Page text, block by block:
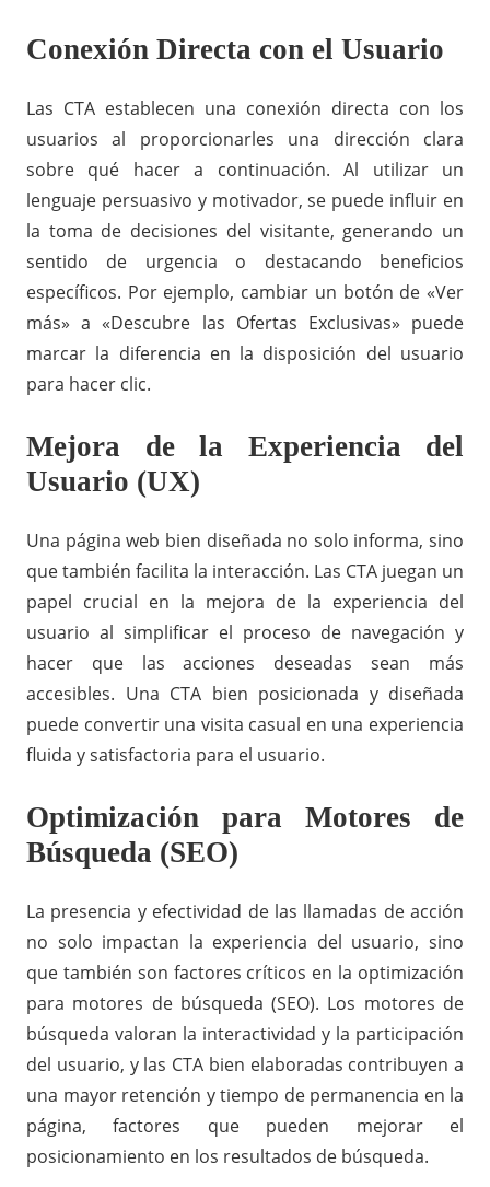
Conexión Directa con el Usuario
Las CTA establecen una conexión directa con los
usuarios al proporcionarles una dirección clara
sobre qué hacer a continuación. Al utilizar un
lenguaje persuasivo y motivador, se puede influir en
la toma de decisiones del visitante, generando un
sentido de urgencia o destacando beneficios
específicos. Por ejemplo, cambiar un botón de «Ver
más» a «Descubre las Ofertas Exclusivas» puede
marcar la diferencia en la disposición del usuario
para hacer clic.
Mejora de la Experiencia del
Usuario (UX)
Una página web bien diseñada no solo informa, sino
que también facilita la interacción. Las CTA juegan un
papel crucial en la mejora de la experiencia del
usuario al simplificar el proceso de navegación y
hacer que las acciones deseadas sean más
accesibles. Una CTA bien posicionada y diseñada
puede convertir una visita casual en una experiencia
fluida y satisfactoria para el usuario.
Optimización para Motores de
Búsqueda (SEO)
La presencia y efectividad de las llamadas de acción
no solo impactan la experiencia del usuario, sino
que también son factores críticos en la optimización
para motores de búsqueda (SEO). Los motores de
búsqueda valoran la interactividad y la participación
del usuario, y las CTA bien elaboradas contribuyen a
una mayor retención y tiempo de permanencia en la
página, factores que pueden mejorar el
posicionamiento en los resultados de búsqueda.